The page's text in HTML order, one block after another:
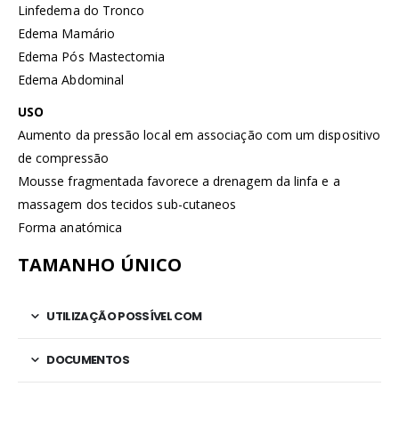
Linfedema do Tronco
Edema Mamário
Edema Pós Mastectomia
Edema Abdominal
USO
Aumento da pressão local em associação com um dispositivo
de compressão
Mousse fragmentada favorece a drenagem da linfa e a
massagem dos tecidos sub-cutaneos
Forma anatómica
TAMANHO ÚNICO
UTILIZAÇÃO POSSÍVEL COM
DOCUMENTOS